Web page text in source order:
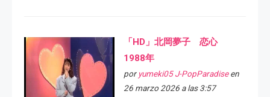
「HD」北岡夢子 恋心
1988年
por yumeki05 J-PopParadiseen
26 marzo 2026 a las 3:57